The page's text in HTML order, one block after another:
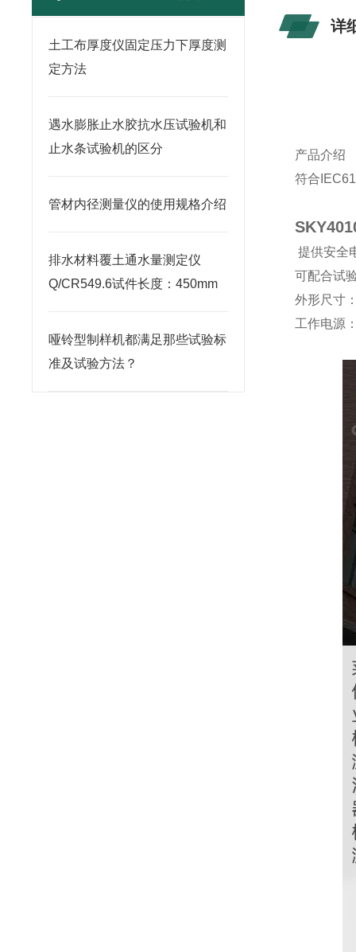
土工布厚度仪固定压力下厚度测
定方法
遇水膨胀止水胶抗水压试验机和
止水条试验机的区分
管材内径测量仪的使用规格介绍
排水材料覆土通水量测定仪
Q/CR549.6试件长度：450mm
哑铃型制样机都满足那些试验标
准及试验方法？
详
产品介绍
符合
提供安全
可配合试
外形尺寸
工作电源